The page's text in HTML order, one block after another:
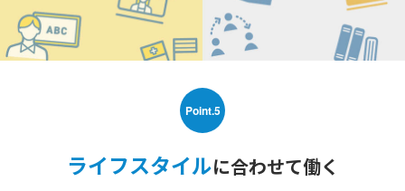
Point.5
ライフスタイルに合わせて働く